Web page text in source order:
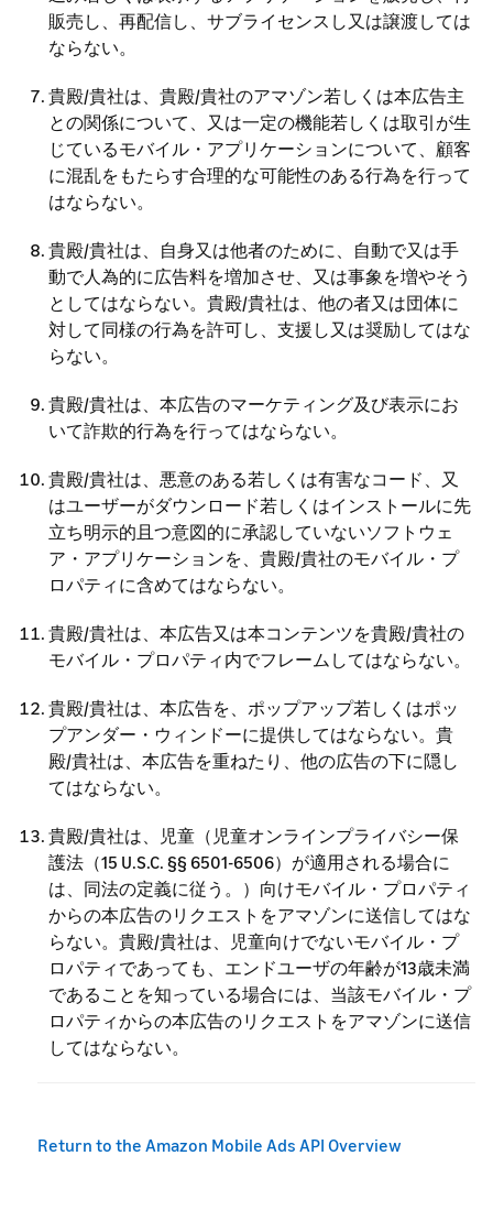
販売し、再配信し、サブライセンスし又は譲渡しては
ならない。
貴殿/貴社は、貴殿/貴社のアマゾン若しくは本広告主
との関係について、又は一定の機能若しくは取引が生
じているモバイル・アプリケーションについて、顧客
に混乱をもたらす合理的な可能性のある行為を行って
はならない。
貴殿/貴社は、自身又は他者のために、自動で又は手
動で人為的に広告料を増加させ、又は事象を増やそう
としてはならない。貴殿/貴社は、他の者又は団体に
対して同様の行為を許可し、支援し又は奨励してはな
らない。
貴殿/貴社は、本広告のマーケティング及び表示にお
いて詐欺的行為を行ってはならない。
貴殿/貴社は、悪意のある若しくは有害なコード、又
はユーザーがダウンロード若しくはインストールに先
立ち明示的且つ意図的に承認していないソフトウェ
ア・アプリケーションを、貴殿/貴社のモバイル・プ
ロパティに含めてはならない。
貴殿/貴社は、本広告又は本コンテンツを貴殿/貴社の
モバイル・プロパティ内でフレームしてはならない。
貴殿/貴社は、本広告を、ポップアップ若しくはポッ
プアンダー・ウィンドーに提供してはならない。貴
殿/貴社は、本広告を重ねたり、他の広告の下に隠し
てはならない。
貴殿/貴社は、児童（児童オンラインプライバシー保
護法（15 U.S.C. §§ 6501-6506）が適用される場合に
は、同法の定義に従う。）向けモバイル・プロパティ
からの本広告のリクエストをアマゾンに送信してはな
らない。貴殿/貴社は、児童向けでないモバイル・プ
ロパティであっても、エンドユーザの年齢が13歳未満
であることを知っている場合には、当該モバイル・プ
ロパティからの本広告のリクエストをアマゾンに送信
してはならない。
Return to the Amazon Mobile Ads API Overview